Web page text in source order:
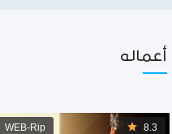
أعماله
8.3
WEB-Rip